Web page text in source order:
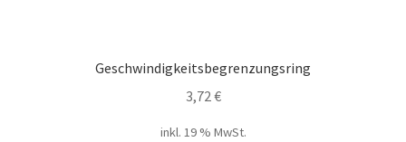
Geschwindigkeitsbegrenzungsring
3,72€
inkl. 19 % MwSt.